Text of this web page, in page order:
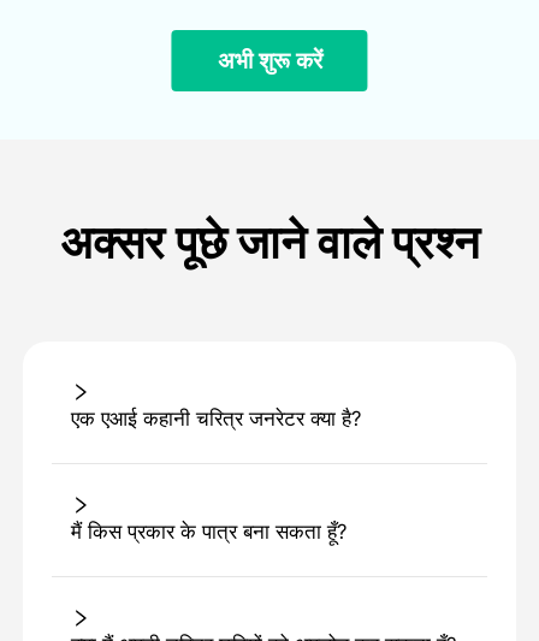
अभी शुरू करें
अक्सर पूछे जाने वाले प्रश्न
एक एआई कहानी चरित्र जनरेटर क्या है?
मैं किस प्रकार के पात्र बना सकता हूँ?